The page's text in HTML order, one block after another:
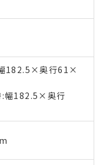
182.5×奥行61×
:幅182.5×奥行